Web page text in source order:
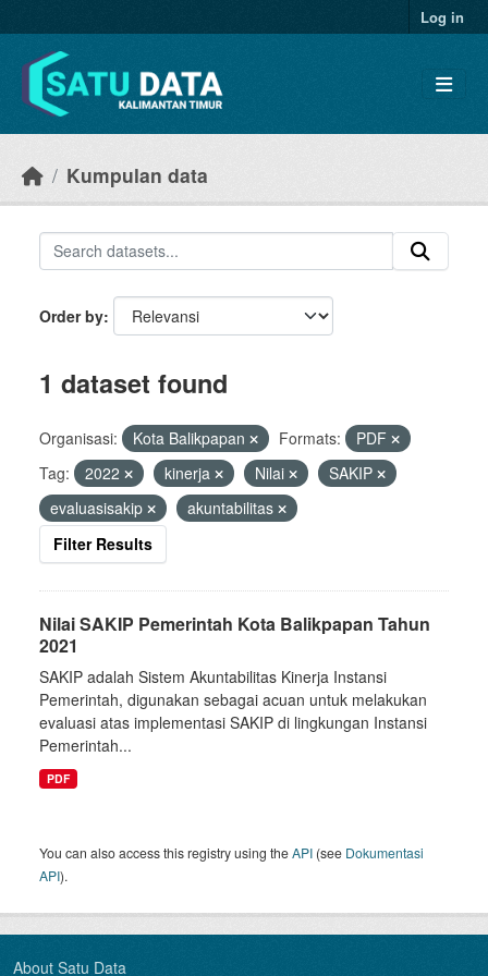
Log in
Kumpulan data
Order by
1 dataset found
Organisasi: Kota Balikpapan Formats:
PDF
Tag:
2022 kinerja Nilai
SAKIP
evaluasisakip
akuntabilitas
Filter Results
Nilai SAKIP Pemerintah Kota Balikpapan Tahun
2021
SAKIP adalah Sistem Akuntabilitas Kinerja Instansi
Pemerintah, digunakan sebagai acuan untuk melakukan
evaluasi atas implementasi SAKIP di lingkungan Instansi
Pemerintah...
PDF
You can also access this registry using theAPI (see Dokumentasi
API).
About Satu Data